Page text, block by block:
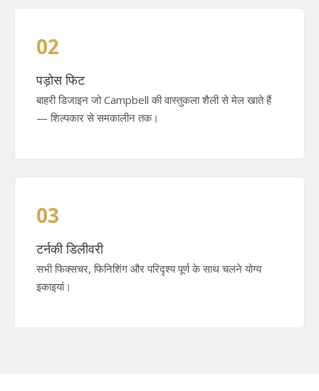
02
पड़ोस फिट
बाहरी डिजाइन जो Campbell की वास्तुकला शैली से मेल खाते हैं
— शिल्पकार से समकालीन तक।
03
टर्नकी डिलीवरी
सभी फिक्सचर, फिनिशिंग और परिदृश्य पूर्ण के साथ चलने योग्य
इकाइयां।